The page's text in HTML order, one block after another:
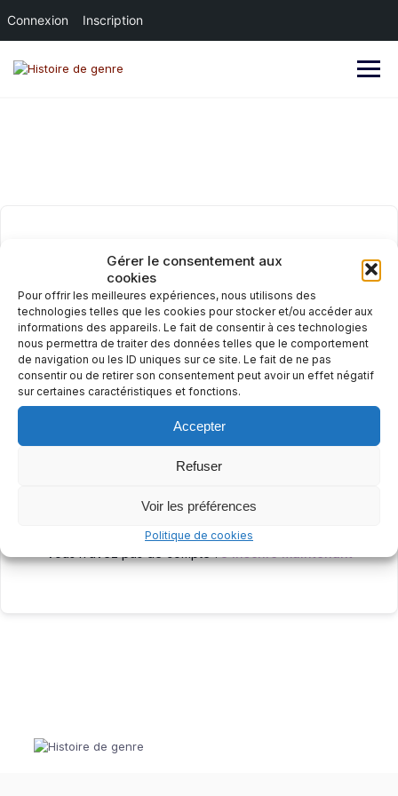
Gérer le consentement aux
cookies
Pour offrir les meilleures expériences, nous utilisons des
technologies telles que les cookies pour stocker et/ou accéder aux
informations des appareils. Le fait de consentir à ces technologies
nous permettra de traiter des données telles que le comportement
de navigation ou les ID uniques sur ce site. Le fait de ne pas
consentir ou de retirer son consentement peut avoir un effet négatif
sur certaines caractéristiques et fonctions.
Accepter
Refuser
Voir les préférences
Politique de cookies
Connexion Inscription
Salut, bon retour !
Me garder connecté Mot de passe oublié ?
Se connecter